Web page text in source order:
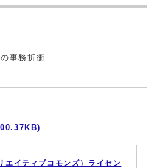
事務折衝
エイティブコモンズ）ライセン